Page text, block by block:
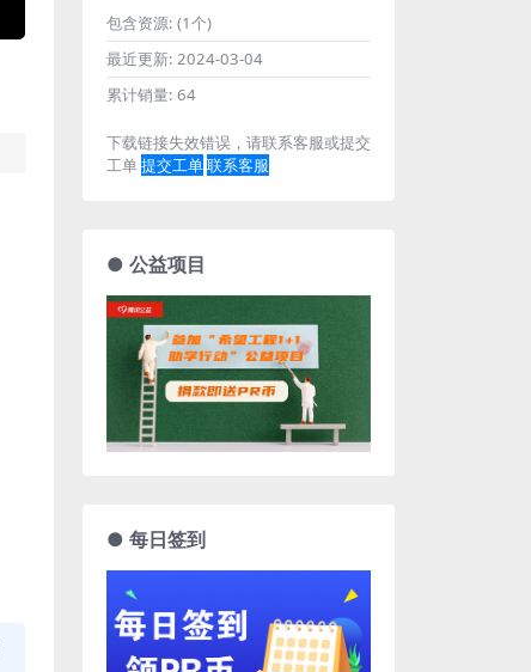
包含资源: (1个)
最近更新: 2024-03-04
累计销量: 64
下载链接失效错误，请联系客服或提交
工单提交工单联系客服
● 公益项目
● 每日签到